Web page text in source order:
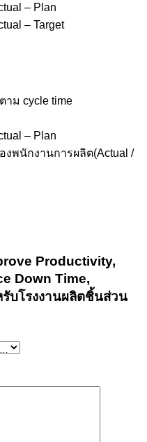
– Plan
– Target
าม cycle time
– Plan
พนักงานการผลิต(Actual /
Productivity,
Down Time,
บโรงงานผลิตชิ้นส่วน